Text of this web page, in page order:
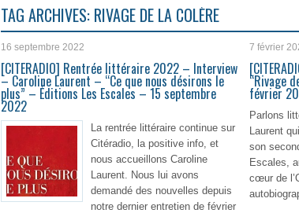
TAG ARCHIVES: RIVAGE DE LA COLÈRE
16 septembre 2022
[CITERADIO] Rentrée littéraire 2022 – Interview
– Caroline Laurent – “Ce que nous désirons le
plus” – Éditions Les Escales – 15 septembre
2022
La rentrée littéraire continue sur
Citéradio, la positive info, et
nous accueillons Caroline
Laurent. Nous lui avons
demandé des nouvelles depuis
notre dernier entretien de février
7 février
“Rivage
février
Parlons
Laurent
son
Escales,
cœur de